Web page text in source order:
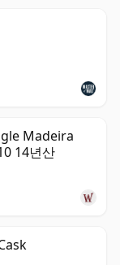
Madeira
14년산